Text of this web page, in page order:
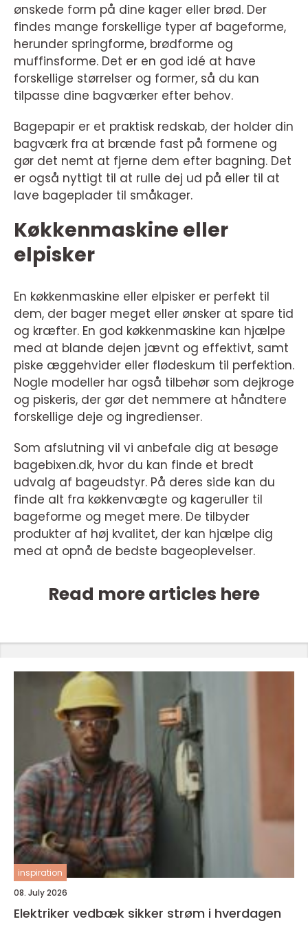
ønskede form på dine kager eller brød. Der
findes mange forskellige typer af bageforme,
herunder springforme, brødforme og
muffinsforme. Det er en god idé at have
forskellige størrelser og former, så du kan
tilpasse dine bagværker efter behov.
Bagepapir er et praktisk redskab, der holder din
bagværk fra at brænde fast på formene og
gør det nemt at fjerne dem efter bagning. Det
er også nyttigt til at rulle dej ud på eller til at
lave bageplader til småkager.
Køkkenmaskine eller
elpisker
En køkkenmaskine eller elpisker er perfekt til
dem, der bager meget eller ønsker at spare tid
og kræfter. En god køkkenmaskine kan hjælpe
med at blande dejen jævnt og effektivt, samt
piske æggehvider eller flødeskum til perfektion.
Nogle modeller har også tilbehør som dejkroge
og piskeris, der gør det nemmere at håndtere
forskellige deje og ingredienser.
Som afslutning vil vi anbefale dig at besøge
bagebixen.dk, hvor du kan finde et bredt
udvalg af bageudstyr. På deres side kan du
finde alt fra køkkenvægte og kageruller til
bageforme og meget mere. De tilbyder
produkter af høj kvalitet, der kan hjælpe dig
med at opnå de bedste bageoplevelser.
Read more articles here
inspiration
08. July 2026
Elektriker vedbæk sikker strøm i hverdagen